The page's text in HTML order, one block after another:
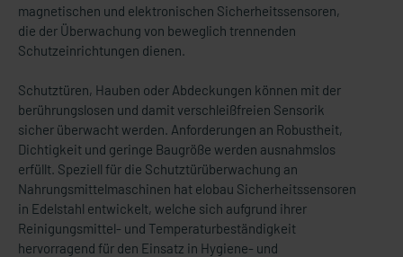
magnetischen und elektronischen Sicherheitssensoren,
die der Überwachung von beweglich trennenden
Schutzeinrichtungen dienen.
Schutztüren, Hauben oder Abdeckungen können mit der
berührungslosen und damit verschleißfreien Sensorik
sicher überwacht werden. Anforderungen an Robustheit,
Dichtigkeit und geringe Baugröße werden ausnahmslos
erfüllt. Speziell für die Schutztürüberwachung an
Nahrungsmittelmaschinen hat elobau Sicherheitssensoren
in Edelstahl entwickelt, welche sich aufgrund ihrer
Reinigungsmittel- und Temperaturbeständigkeit
hervorragend für den Einsatz in Hygiene- und